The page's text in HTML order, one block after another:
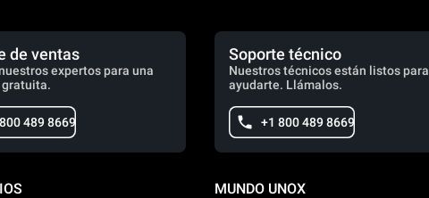
de ventas
expertos para una
489 8669
Soporte técnico
Nuestros técnicos están listos para
ayudarte. Llámalos.
+1 800 489 8669
MUNDO UNOX